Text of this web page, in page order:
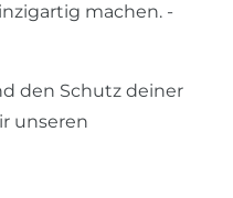
machen. -
den Schutz deiner
unseren